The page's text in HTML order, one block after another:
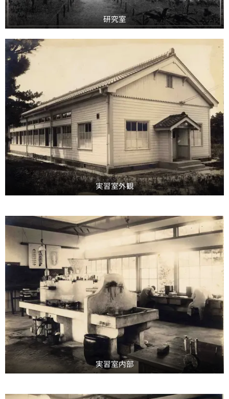
研究室
実習室外観
実習室内部